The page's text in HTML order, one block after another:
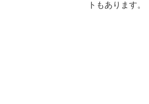
トもあります。